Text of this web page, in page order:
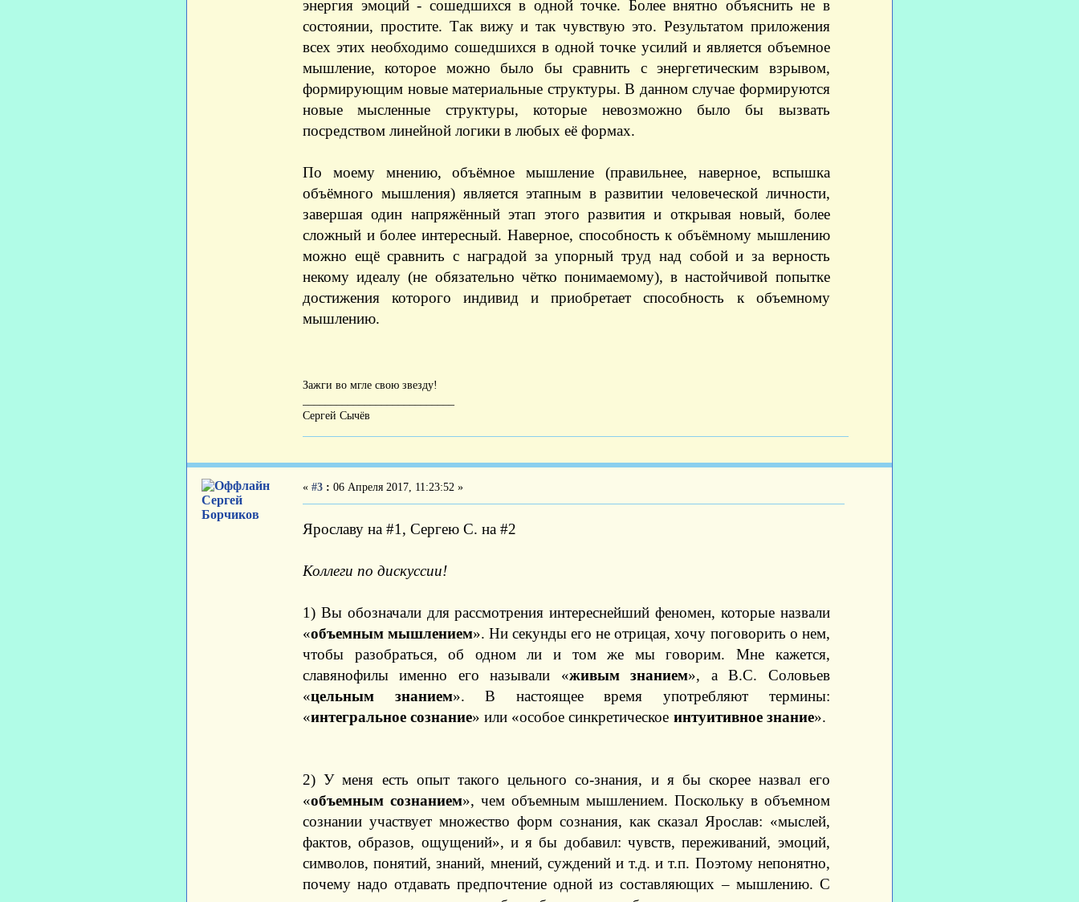
энергия эмоций - сошедшихся в одной точке. Более внятно объяснить не в
состоянии, простите. Так вижу и так чувствую это. Результатом приложения
всех этих необходимо сошедшихся в одной точке усилий и является объемное
мышление, которое можно было бы сравнить с энергетическим взрывом,
формирующим новые материальные структуры. В данном случае формируются
новые мысленные структуры, которые невозможно было бы вызвать
посредством линейной логики в любых её формах.
По моему мнению, объёмное мышление (правильнее, наверное, вспышка
объёмного мышления) является этапным в развитии человеческой личности,
завершая один напряжённый этап этого развития и открывая новый, более
сложный и более интересный. Наверное, способность к объёмному мышлению
можно ещё сравнить с наградой за упорный труд над собой и за верность
некому идеалу (не обязательно чётко понимаемому), в настойчивой попытке
достижения которого индивид и приобретает способность к объемному
мышлению.
Зажги во мгле свою звезду!
Сергей Сычёв
Сергей
Борчиков
« #3 : 06 Апреля 2017, 11:23:52 »
Ярославу на #1, Сергею С. на #2
Коллеги по дискуссии!
1) Вы обозначали для рассмотрения интереснейший феномен, которые назвали
«объемным мышлением». Ни секунды его не отрицая, хочу поговорить о нем,
чтобы разобраться, об одном ли и том же мы говорим. Мне кажется,
славянофилы именно его называли «живым знанием», а В.С. Соловьев
«цельным знанием». В настоящее время употребляют термины:
«интегральное сознание» или «особое синкретическое интуитивное знание».
2) У меня есть опыт такого цельного со-знания, и я бы скорее назвал его
«объемным сознанием», чем объемным мышлением. Поскольку в объемном
сознании участвует множество форм сознания, как сказал Ярослав: «мыслей,
фактов, образов, ощущений», и я бы добавил: чувств, переживаний, эмоций,
символов, понятий, знаний, мнений, суждений и т.д. и т.п. Поэтому непонятно,
почему надо отдавать предпочтение одной из составляющих – мышлению. С